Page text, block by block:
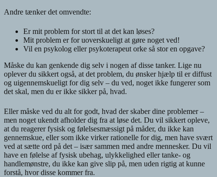
Andre tænker det omvendte:
Er mit problem for stort til at det kan løses?
Mit problem er for uoverskueligt at gøre noget ved!
Vil en psykolog eller psykoterapeut orke så stor en opgave?
Måske du kan genkende dig selv i nogen af disse tanker. Lige nu
oplever du sikkert også, at det problem, du ønsker hjælp til er diffust
og uigennemskueligt for dig selv – du ved, noget ikke fungerer som
det skal, men du er ikke sikker på, hvad.
Eller måske ved du alt for godt, hvad der skaber dine problemer –
men noget ukendt afholder dig fra at løse det. Du vil sikkert opleve,
at du reagerer fysisk og følelsesmæssigt på måder, du ikke kan
gennemskue, eller som ikke virker rationelle for dig, men have svært
ved at sætte ord på det – især sammen med andre mennesker. Du vil
have en følelse af fysisk ubehag, ulykkelighed eller tanke- og
handlemønstre, du ikke kan give slip på, men uden rigtig at kunne
forstå, hvor disse kommer fra.